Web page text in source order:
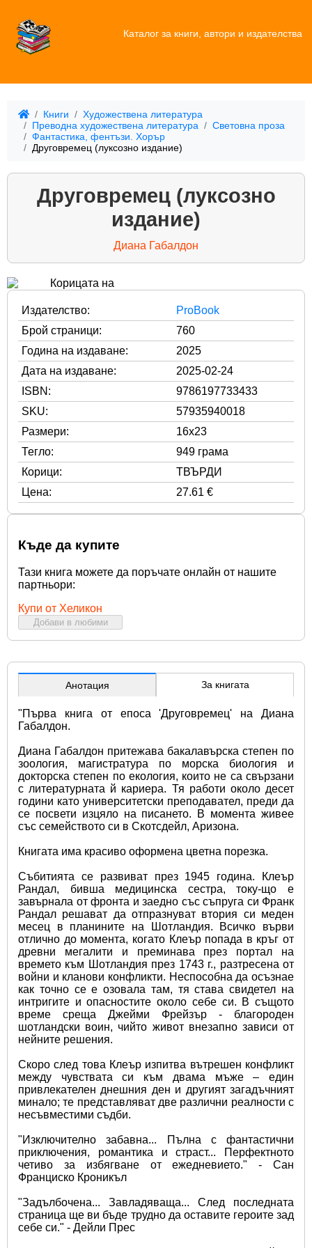
Каталог за книги, автори и издателства
Книги
Художествена литература
Преводна художествена литература
Световна проза
Фантастика, фентъзи. Хорър
Друговремец (луксозно издание)
Друговремец (луксозно
издание)
Диана Габалдон
Издателство:
ProBook
Брой страници:
760
Година на издаване:
2025
Дата на издаване:
2025-02-24
ISBN:
9786197733433
SKU:
57935940018
Размери:
16x23
Тегло:
949 грама
Корици:
ТВЪРДИ
Цена:
27.61 €
Къде да купите
Тази книга можете да поръчате онлайн от нашите
партньори:
Купи от Хеликон
Добави в любими
Анотация За книгата
"Първа книга от епоса 'Друговремец' на Диана
Габалдон.
Диана Габалдон притежава бакалавърска степен по
зоология, магистратура по морска биология и
докторска степен по екология, които не са свързани
с литературната й кариера. Тя работи около десет
години като университетски преподавател, преди да
се посвети изцяло на писането. В момента живее
със семейството си в Скотсдейл, Аризона.
Книгата има красиво оформена цветна порезка.
Събитията се развиват през 1945 година. Клеър
Рандал, бивша медицинска сестра, току-що е
завърнала от фронта и заедно със съпруга си Франк
Рандал решават да отпразнуват втория си меден
месец в планините на Шотландия. Всичко върви
отлично до момента, когато Клеър попада в кръг от
древни мегалити и преминава през портал на
времето към Шотландия през 1743 г., разтресена от
войни и кланови конфликти. Неспособна да осъзнае
как точно се е озовала там, тя става свидетел на
интригите и опасностите около себе си. В същото
време среща Джейми Фрейзър - благороден
шотландски воин, чийто живот внезапно зависи от
нейните решения.
Скоро след това Клеър изпитва вътрешен конфликт
между чувствата си към двама мъже – един
привлекателен днешния ден и другият загадъчният
минало; те представляват две различни реалности с
несъвместими съдби.
"Изключително забавна... Пълна с фантастични
приключения, романтика и страст... Перфектното
четиво за избягване от ежедневието." - Сан
Франциско Кроникъл
"Задълбочена... Завладяваща... След последната
страница ще ви бъде трудно да оставите героите зад
себе си." - Дейли Прес